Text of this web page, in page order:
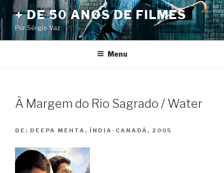
Pular
para
o
conteúdo
+ DE 50 ANOS DE FILMES
Por Sérgio Vaz
Menu
À Margem do Rio Sagrado / Water
DE: DEEPA MEHTA, ÍNDIA-CANADÁ, 2005